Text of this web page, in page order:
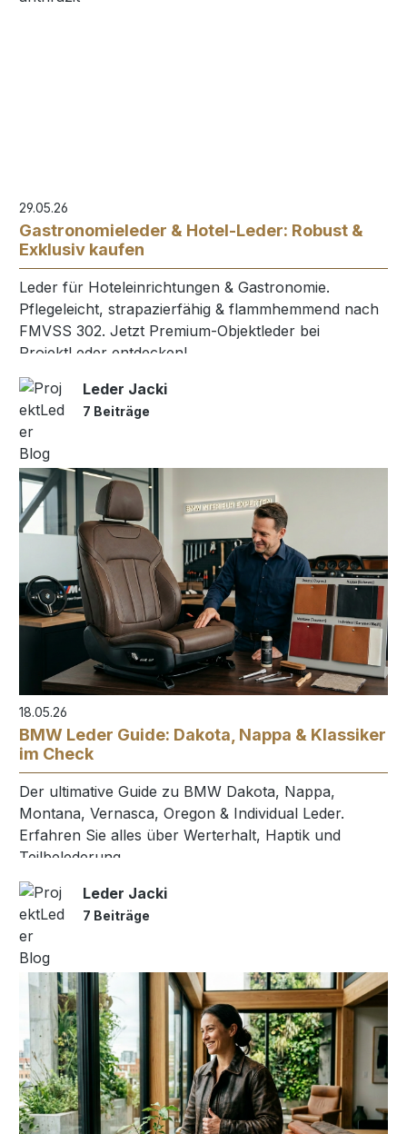
29.05.26
Gastronomieleder & Hotel-Leder: Robust &
Exklusiv kaufen
Leder für Hoteleinrichtungen & Gastronomie.
Pflegeleicht, strapazierfähig & flammhemmend nach
FMVSS 302. Jetzt Premium-Objektleder bei
ProjektLeder entdecken!
Leder Jacki
7 Beiträge
18.05.26
BMW Leder Guide: Dakota, Nappa & Klassiker
im Check
Der ultimative Guide zu BMW Dakota, Nappa,
Montana, Vernasca, Oregon & Individual Leder.
Erfahren Sie alles über Werterhalt, Haptik und
Teilbelederung.
Leder Jacki
7 Beiträge